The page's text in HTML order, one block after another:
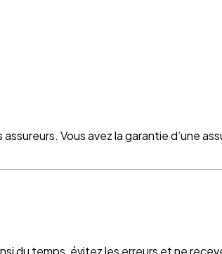
Vous avez la garantie d’une
du temps, évitez les erreurs et ne